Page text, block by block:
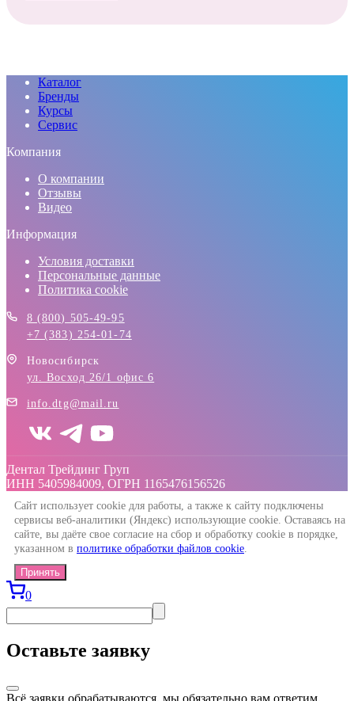
Каталог
Бренды
Курсы
Сервис
Компания
О компании
Отзывы
Видео
Информация
Условия доставки
Персональные данные
Политика cookie
8 (800) 505-49-95
+7 (383) 254-01-74
Новосибирск
ул. Восход 26/1 офис 6
info.dtg@mail.ru
Дентал Трейдинг Груп
ИНН 5405984009, ОГРН 1165476156526
Сайт использует cookie для работы, а также к сайту подключены
сервисы веб-аналитики (Яндекс) использующие cookie. Оставаясь на
сайте, вы даёте свое согласие на сбор и обработку cookie в порядке,
указанном в политике обработки файлов cookie.
Принять
0
Оставьте заявку